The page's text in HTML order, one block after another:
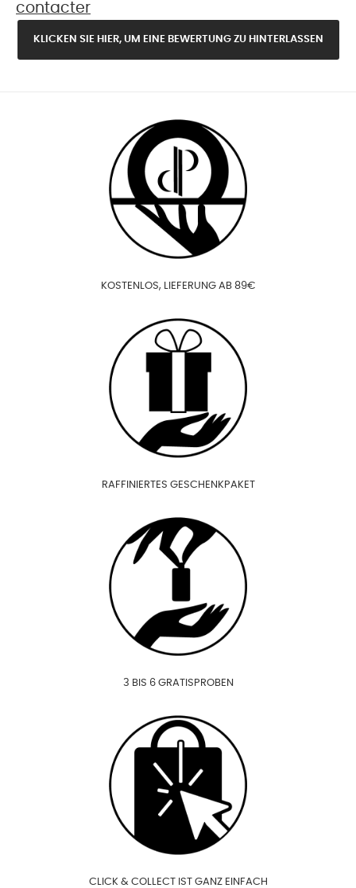
contacter
KLICKEN SIE HIER, UM EINE BEWERTUNG ZU HINTERLASSEN
KOSTENLOS, LIEFERUNG AB 89€
RAFFINIERTES GESCHENKPAKET
3 BIS 6 GRATISPROBEN
CLICK & COLLECT IST GANZ EINFACH